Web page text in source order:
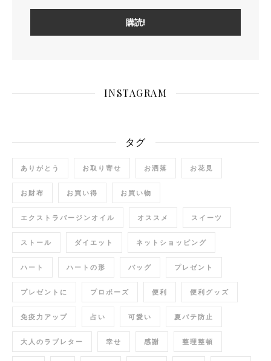
INSTAGRAM
タグ
ありがとう お取り寄せ お洒落 お花見
お財布 お買い得 お買い物
エクストラバージンオイル オススメ スイーツ
ストール ダイエット ネットショッピング
ハート ハートの形 バッグ プレゼント
プレゼントに プロポーズ 便利 便利グッズ
免疫力アップ 占い 可愛い 夏バテ防止
大人のラブレター 幸せ 感謝 整理整頓